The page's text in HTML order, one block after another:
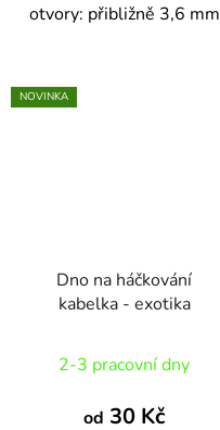
otvory: přibližně 3,6 mm
NOVINKA
Dno na háčkování
kabelka - exotika
hodnocení
produktu
2-3 pracovní dny
od 30 Kč